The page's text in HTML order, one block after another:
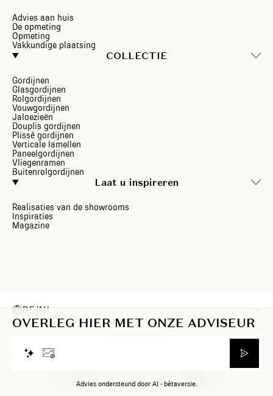
Advies aan huis
De opmeting
Opmeting
Vakkundige plaatsing
COLLECTIE
Gordijnen
Glasgordijnen
Rolgordijnen
Vouwgordijnen
Jaloezieën
Douplis gordijnen
Plissé gordijnen
Verticale lamellen
Paneelgordijnen
Vliegenramen
Buitenrolgordijnen
Laat u inspireren
Realisaties van de showrooms
Inspiraties
Magazine
BE/NL
PrivacyverklaringJuridische informatie
OVERLEG HIER MET ONZE ADVISEUR
Advies ondersteund door AI - bètaversie.